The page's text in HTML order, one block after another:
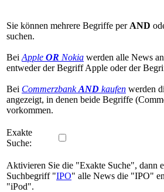
Sie können mehrere Begriffe per AND
suchen.
Bei Apple OR Nokia werden alle News
entweder der Begriff Apple oder der
Bei CommerzbankAND kaufen werden
angezeigt, in denen beide Begriffe
vorkommen.
Exakte
Suche:
Aktivieren Sie die "Exakte Suche", dann
Suchbegriff "IPO" alle News die "IPO"
"iPod".